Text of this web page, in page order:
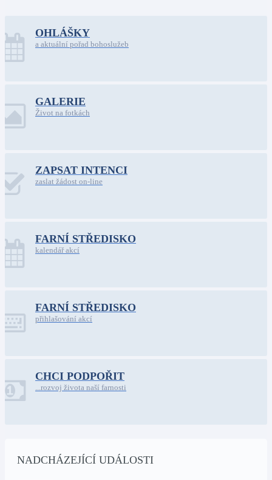
OHLÁŠKY
a aktuální pořad bohoslužeb
GALERIE
Život na fotkách
ZAPSAT INTENCI
zaslat žádost on-line
FARNÍ STŘEDISKO
kalendář akcí
FARNÍ STŘEDISKO
přihlašování akcí
CHCI PODPOŘIT
...rozvoj života naší farnosti
NADCHÁZEJÍCÍ UDÁLOSTI